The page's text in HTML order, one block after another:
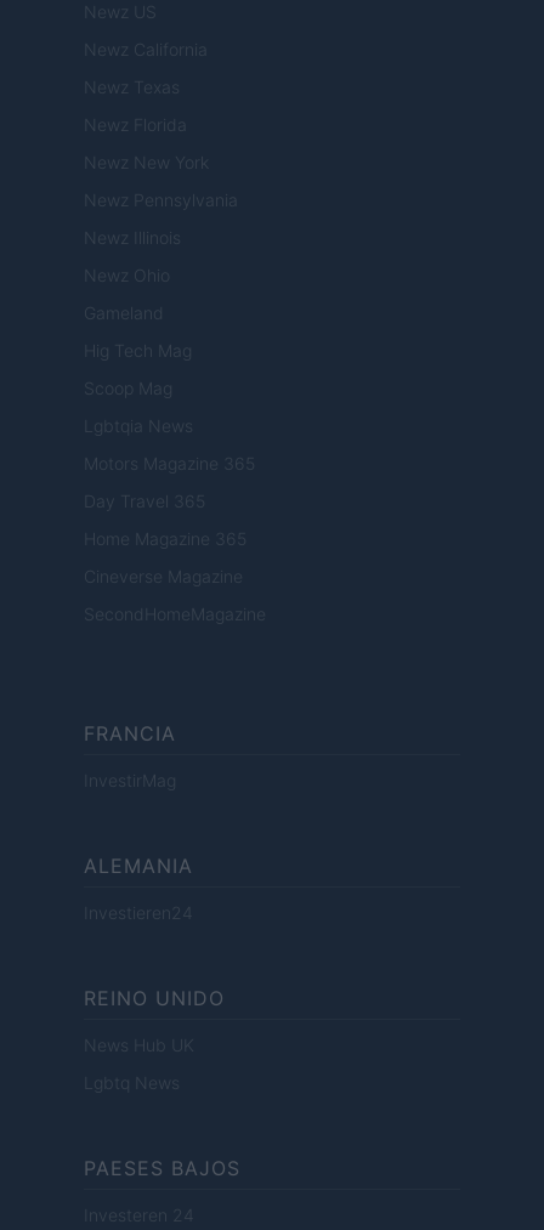
Newz US
Newz California
Newz Texas
Newz Florida
Newz New York
Newz Pennsylvania
Newz Illinois
Newz Ohio
Gameland
Hig Tech Mag
Scoop Mag
Lgbtqia News
Motors Magazine 365
Day Travel 365
Home Magazine 365
Cineverse Magazine
SecondHomeMagazine
FRANCIA
InvestirMag
ALEMANIA
Investieren24
REINO UNIDO
News Hub UK
Lgbtq News
PAESES BAJOS
Investeren 24